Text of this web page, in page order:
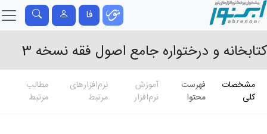
فا
کتابخانه و درختواره جامع اصول فقه نسخه 3
مشخصات
کلی
فهرست
محتوا
آموزش
نرم‌افزار
نرم‌افزارهای
مرتبط
مطالب
مرتبط